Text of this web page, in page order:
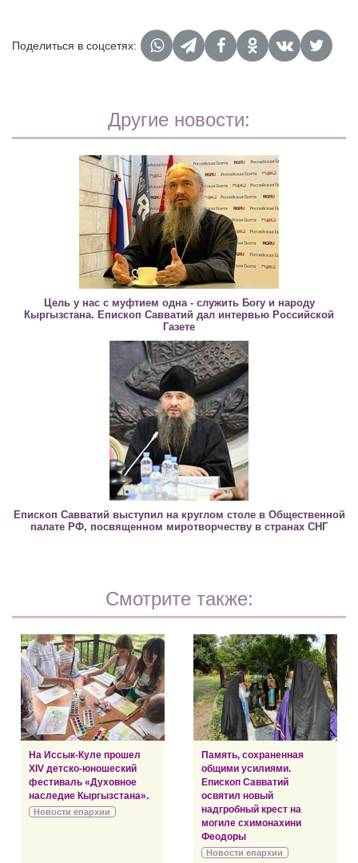
Поделиться в соцсетях:
Другие новости:
Цель у нас с муфтием одна - служить Богу и народу
Кыргызстана. Епископ Савватий дал интервью Российской
Газете
Епископ Савватий выступил на круглом столе в Общественной
палате РФ, посвященном миротворчеству в странах СНГ
Смотрите также:
На Иссык-Куле прошел
XIV детско-юношеский
фестиваль «Духовное
наследие Кыргызстана».
Новости епархии
Память, сохраненная
общими усилиями.
Епископ Савватий
освятил новый
надгробный крест на
могиле схимонахини
Феодоры
Новости епархии